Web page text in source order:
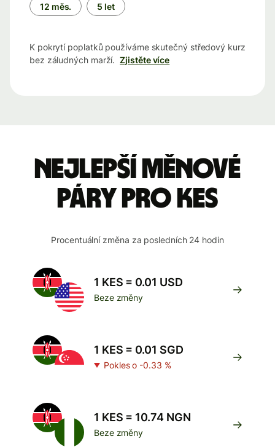
12 měs. 5 let
K pokrytí poplatků používáme skutečný středový kurz
bez záludných marží. Zjistěte více
Nejlepší měnové
páry pro KES
Procentuální změna za posledních 24 hodin
1 KES = 0.01 USD
Beze změny
1 KES = 0.01 SGD
Pokles o -0.33 %
1 KES = 10.74 NGN
Beze změny